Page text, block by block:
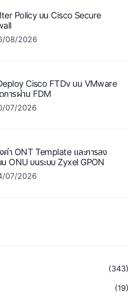
Policy บน Cisco Secure
08/2026
Cisco FTDv บน VMware
การผ่าน FDM
07/2026
ค่า ONT Template และการลง
น ONU บนระบบ Zyxel GPON
07/2026
(343)
(19)